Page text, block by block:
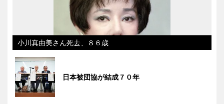
小川真由美さん死去、８６歳
日本被団協が結成７０年